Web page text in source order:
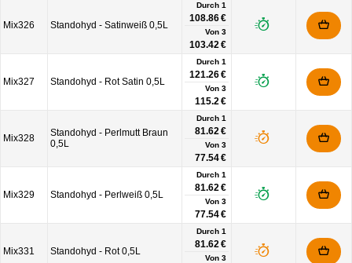
Mix326 Standohyd - Satinweiß 0,5L
Durch 1
108.86 €
Von 3
103.42 €
Mix327 Standohyd - Rot Satin 0,5L
Durch 1
121.26 €
Von 3
115.2 €
Mix328
Standohyd - Perlmutt Braun
0,5L
Durch 1
81.62 €
Von 3
77.54 €
Mix329 Standohyd - Perlweiß 0,5L
Durch 1
81.62 €
Von 3
77.54 €
Mix331 Standohyd - Rot 0,5L
Durch 1
81.62 €
Von 3